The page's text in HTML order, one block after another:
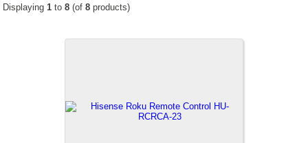
Displaying 1to 8(of 8products)